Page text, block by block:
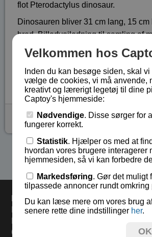
flot Pterodactylus dinosaur.
Dinosauren bliver 31 cm lang, 15
bred. Billedvejledning til samling af
Fra 8 år og opefter.
Lagerstatus:På lager
Vare nr.: EIT-C98
kr 179,-
Se flere produkter i kategorien Gaver
Levering
Bestil inden kl 13.00 og varerne
60 dages returret.
Velkommen hos
Inden du kan besøge siden, skal
vælge de cookies, vi må anvende,
kreativt og lærerigt legetøj til dine
Captoy's hjemmeside:
Nødvendige. Disse sørger for
fungerer korrekt.
Statistik. Hjælper os med at
hvordan vores brugere interagerer
hjemmesiden, så vi kan forbedre
Markedsføring. Gør det muligt
tilpassede annoncer rundt omkring
Du kan læse mere om vores brug
senere rette dine indstillinger her.